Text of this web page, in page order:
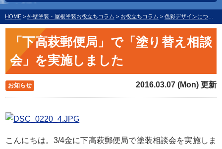
HOME > 外壁塗装・屋根塗装お役立ちコラム > お役立ちコラム > 色彩デザインについて
「下高萩郵便局」で「塗り替え相談
会」を実施しました
お知らせ 2016.03.07 (Mon) 更新
こんにちは。3/4金に下高萩郵便局で塗装相談会を実施しま